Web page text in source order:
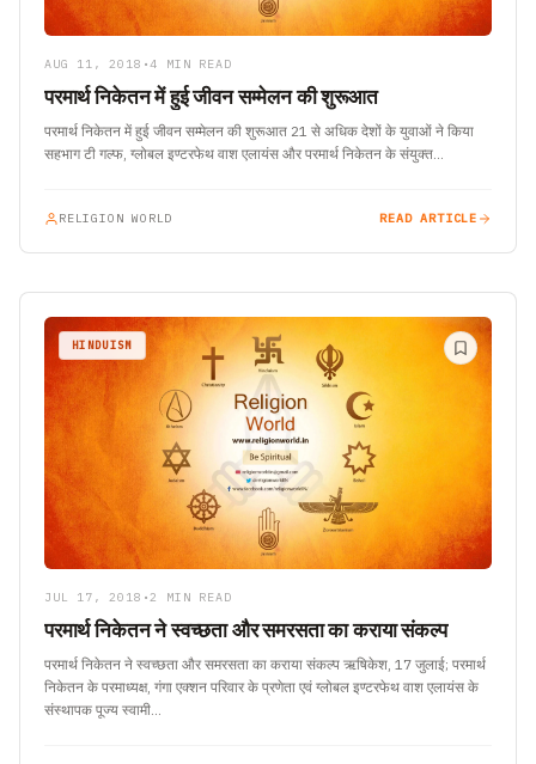
AUG 11, 2018 •4 MIN READ
परमार्थ निकेतन में हुई जीवन सम्मेलन की शुरूआत
परमार्थ निकेतन में हुई जीवन सम्मेलन की शुरूआत 21 से अधिक देशों के युवाओं ने किया
सहभाग टी गल्फ, ग्लोबल इण्टरफेथ वाश एलायंस और परमार्थ निकेतन के संयुक्त…
RELIGION WORLD READ ARTICLE
HINDUISM
JUL 17, 2018 •2 MIN READ
परमार्थ निकेतन ने स्वच्छता और समरसता का कराया संकल्प
परमार्थ निकेतन ने स्वच्छता और समरसता का कराया संकल्प ऋषिकेश, 17 जुलाई; परमार्थ
निकेतन के परमाध्यक्ष, गंगा एक्शन परिवार के प्रणेता एवं ग्लोबल इण्टरफेथ वाश एलायंस के
संस्थापक पूज्य स्वामी…